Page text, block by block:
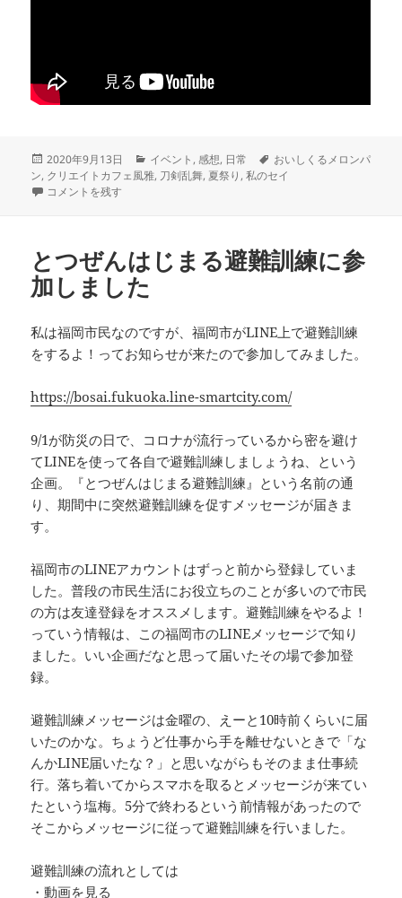
投
稿
日:
2020年9月13日
カ
テ
イベント ,感想, 日常
タ
グ
おいしくるメロンパ
ン, クリエイトカフェ風雅, 刀剣乱舞, 夏祭り ,私のセイ
夏の名残に風雅へ行った に
コメントを残す
とつぜんはじまる避難訓練に参
加しました
私は福岡市民なのですが、福岡市がLINE上で避難訓練
をするよ！ってお知らせが来たので参加してみました。
https://bosai.fukuoka.line-smartcity.com/
9/1が防災の日で、コロナが流行っているから密を避け
てLINEを使って各自で避難訓練しましょうね、という
企画。『とつぜんはじまる避難訓練』という名前の通
り、期間中に突然避難訓練を促すメッセージが届きま
す。
福岡市のLINEアカウントはずっと前から登録していま
した。普段の市民生活にお役立ちのことが多いので市民
の方は友達登録をオススメします。避難訓練をやるよ！
っていう情報は、この福岡市のLINEメッセージで知り
ました。いい企画だなと思って届いたその場で参加登
録。
避難訓練メッセージは金曜の、えーと10時前くらいに届
いたのかな。ちょうど仕事から手を離せないときで「な
んかLINE届いたな？」と思いながらもそのまま仕事続
行。落ち着いてからスマホを取るとメッセージが来てい
たという塩梅。5分で終わるという前情報があったので
そこからメッセージに従って避難訓練を行いました。
避難訓練の流れとしては
・動画を見る